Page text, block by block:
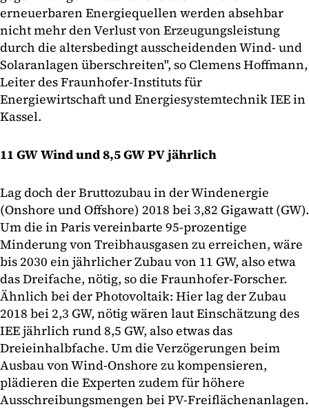
erneuerbaren Energiequellen werden absehbar
nicht mehr den Verlust von Erzeugungsleistung
durch die altersbedingt ausscheidenden Wind- und
Solaranlagen überschreiten", so Clemens Hoffmann,
Leiter des Fraunhofer-Instituts für
Energiewirtschaft und Energiesystemtechnik IEE in
Kassel.
11 GW Wind und 8,5 GW PV jährlich
Lag doch der Bruttozubau in der Windenergie
(Onshore und Offshore) 2018 bei 3,82 Gigawatt (GW).
Um die in Paris vereinbarte 95-prozentige
Minderung von Treibhausgasen zu erreichen, wäre
bis 2030 ein jährlicher Zubau von 11 GW, also etwa
das Dreifache, nötig, so die Fraunhofer-Forscher.
Ähnlich bei der Photovoltaik: Hier lag der Zubau
2018 bei 2,3 GW, nötig wären laut Einschätzung des
IEE jährlich rund 8,5 GW, also etwas das
Dreieinhalbfache. Um die Verzögerungen beim
Ausbau von Wind-Onshore zu kompensieren,
plädieren die Experten zudem für höhere
Ausschreibungsmengen bei PV-Freiflächenanlagen.